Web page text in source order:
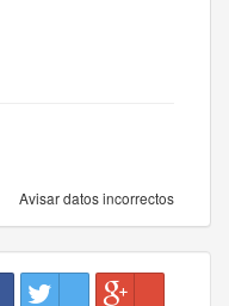
Avisar datos incorrectos